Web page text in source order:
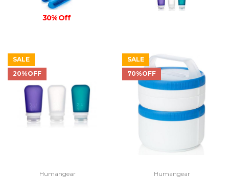
30% Off
SALE
20%OFF
Humangear
SALE
70%OFF
Humangear